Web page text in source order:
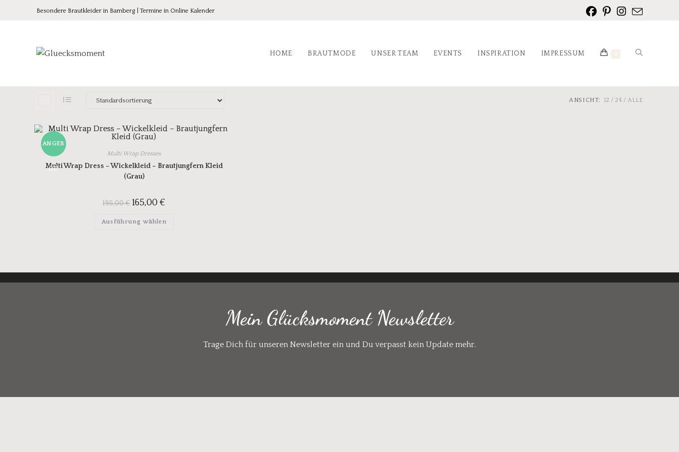
Besondere Brautkleider in Bamberg | Termine in Online Kalender
HOME BRAUTMODE UNSER TEAM EVENTS INSPIRATION IMPRESSUM
ANSICHT: 12 24 ALLE
ANGEB
OT!
Multi Wrap Dresses
Multi Wrap Dress – Wickelkleid – Brautjungfern Kleid
(Grau)
195,00€ 165,00€
Ausführung wählen
Mein Glücksmoment Newsletter
Trage Dich für unseren Newsletter ein und Du verpasst kein Update mehr.